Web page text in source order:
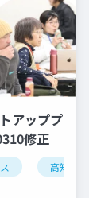
アッププ
修正
高知大学